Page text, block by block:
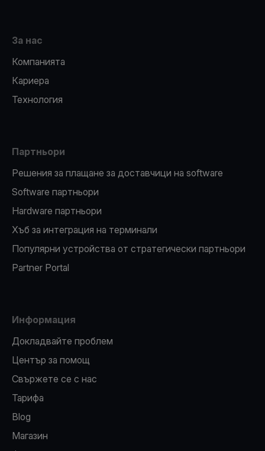
За нас
Компанията
Кариера
Технология
Партньори
Решения за плащане за доставчици на software
Software партньори
Hardware партньори
Хъб за интеграция на терминали
Популярни устройства от стратегически партньори
Partner Portal
Информация
Докладвайте проблем
Център за помощ
Свържете се с нас
Тарифа
Blog
Магазин